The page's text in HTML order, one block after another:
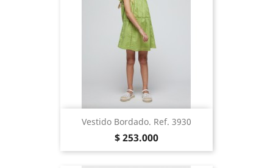
Vestido Bordado. Ref. 3930
Precio
$ 253.000